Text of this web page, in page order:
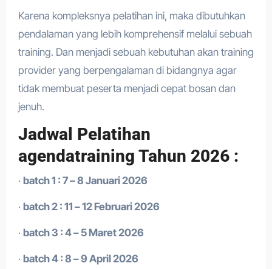
Karena kompleksnya pelatihan ini, maka dibutuhkan
pendalaman yang lebih komprehensif melalui sebuah
training. Dan menjadi sebuah kebutuhan akan training
provider yang berpengalaman di bidangnya agar
tidak membuat peserta menjadi cepat bosan dan
jenuh.
Jadwal Pelatihan
agendatraining Tahun 2026 :
· batch 1 : 7 – 8 Januari 2026
· batch 2 : 11 – 12 Februari 2026
· batch 3 : 4 – 5 Maret 2026
· batch 4 : 8 – 9 April 2026